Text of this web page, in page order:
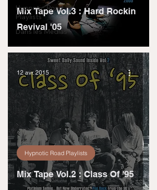
Hypnotic Road
Playlists
Dans les Médias
Mix Tape Vol.3 : Hard Rockin
Revival '05
Mix Tape Vol.2 : Class Of '95
Hypnotic Road Playlists
12 avr. 2015